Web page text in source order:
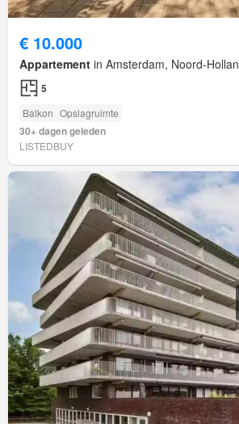
€ 10.000
Appartement in Amsterdam, Noord-
5
Balkon Opslagruimte
30+ dagen geleden
LISTEDBUY